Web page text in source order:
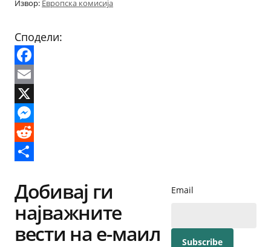
Извор: Европска комисија
Сподели:
Facebook
Email
X
Messenger
Reddit
Добивај ги
најважните
вести на е-маил
Email